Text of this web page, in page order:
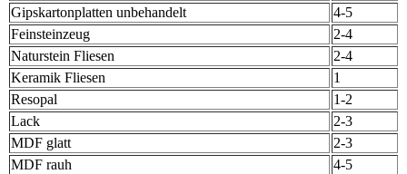
Gipskartonplatten unbehandelt
4-5
Feinsteinzeug
2-4
Naturstein Fliesen
2-4
Keramik Fliesen
1
Resopal
1-2
Lack
2-3
MDF glatt
2-3
MDF rauh
4-5